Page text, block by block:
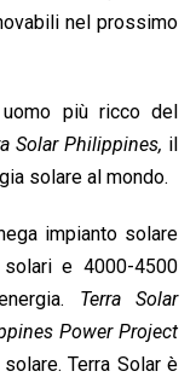
nel prossimo
più ricco del
Solar Philippines, il
solare al mondo.
impianto solare
e 4000-4500
Terra Solar
Power Project
Terra Solar è